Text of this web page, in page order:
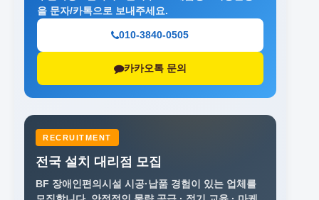
을 문자/카톡으로 보내주세요.
010-3840-0505
카카오톡 문의
RECRUITMENT
전국 설치 대리점 모집
BF 장애인편의시설 시공·납품 경험이 있는 업체를